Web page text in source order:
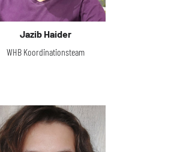
Jazib Haider
WHB Koordinationsteam